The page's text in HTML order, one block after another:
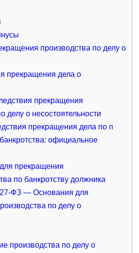
производства по делу о
прекращения дела о
прекращения
делу о несостоятельности
прекращения дела по п
официальное
прекращения
по банкротству должника
ФЗ — Основания для
по делу о
производства по делу о